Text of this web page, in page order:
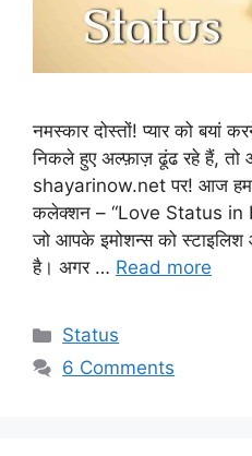
नमस्कार दोस्तों! प्यार को बयां
निकले हुए अल्फ़ाज़ ढूंढ रहे हैं, तो
shayarinow.net पर! आज हम
कलेक्शन – “Love Status in
जो आपके इमोशन्स को
है। अगर … Read more
Categories
Status
6 Comments